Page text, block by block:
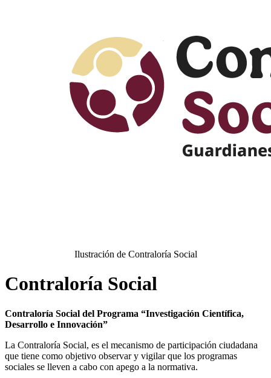
Ilustración de Contraloría Social
Contraloría Social
Contraloría Social del Programa “Investigación Científica,
Desarrollo e Innovación”
La Contraloría Social, es el mecanismo de participación ciudadana
que tiene como objetivo observar y vigilar que los programas
sociales se lleven a cabo con apego a la normativa.